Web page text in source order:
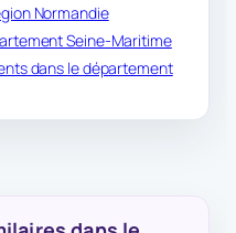
Normandie
Seine-Maritime
dans le département